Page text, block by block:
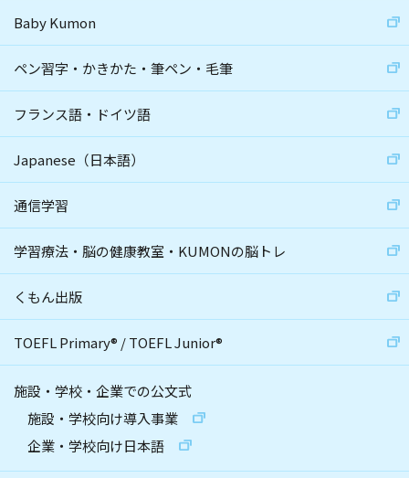
Baby Kumon
ペン習字・かきかた・筆ペン・毛筆
フランス語・ドイツ語
Japanese（日本語）
通信学習
学習療法・脳の健康教室・KUMONの脳トレ
くもん出版
TOEFL Primary® /TOEFL Junior®
施設・学校・企業での公文式
施設・学校向け導入事業
企業・学校向け日本語